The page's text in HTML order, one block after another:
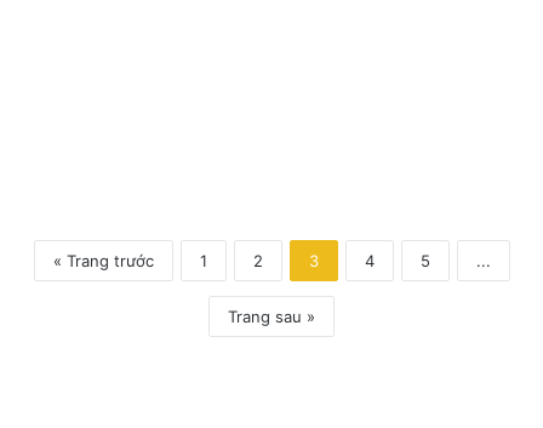
« Trang trước 1 2 3 4 5 ...
Trang sau »